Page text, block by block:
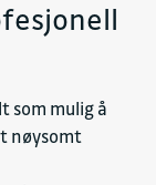
som mulig å
nøysomt